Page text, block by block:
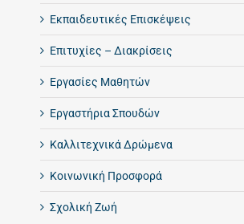
Εκπαιδευτικές Επισκέψεις
Επιτυχίες – Διακρίσεις
Εργασίες Μαθητών
Εργαστήρια Σπουδών
Καλλιτεχνικά Δρώμενα
Κοινωνική Προσφορά
Σχολική Ζωή